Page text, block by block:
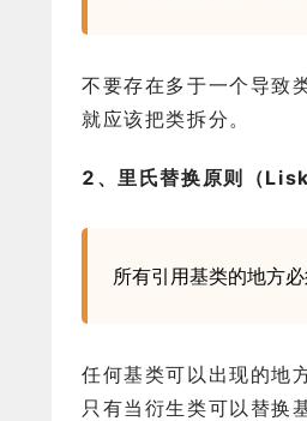
不要存在多于一个导致
就应该把类拆分。
2、里氏替换原则（
所有引用基类的地方
任何基类可以出现的地
只有当衍生类可以替换